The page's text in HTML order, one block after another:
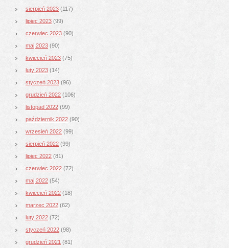
sierpień 2023 (117)
lipiec 2023 (99)
czerwiec 2023 (90)
maj 2023 (90)
kwiecień 2023 (75)
luty 2023 (14)
styczeń 2023 (96)
grudzień 2022 (106)
listopad 2022 (99)
październik 2022 (90)
wrzesień 2022 (99)
sierpień 2022 (99)
lipiec 2022 (81)
czerwiec 2022 (72)
maj 2022 (54)
kwiecień 2022 (18)
marzec 2022 (62)
luty 2022 (72)
styczeń 2022 (98)
grudzień 2021 (81)